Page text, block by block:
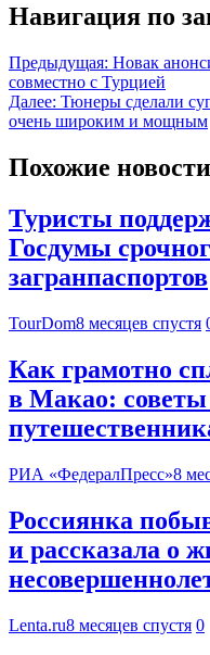
Навигация по
Предыдущая: Новак
совместно с Турцией
Далее: Тюнеры сделали
очень широким и мощным
Похожие новости
Туристы
Госдумы
загранпаспортов
TourDom8 месяцев спустя
Как грамотно
в Макао:
РИА «ФедералПресс»8
Россиянка
и рассказала о
Lenta.ru8 месяцев спустя 0